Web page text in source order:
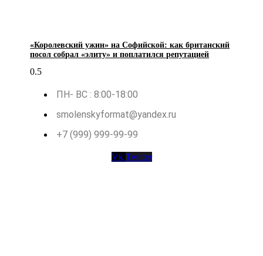
«Королевский ужин» на Софийской: как британский
посол собрал «элиту» и поплатился репутацией
ПН- ВС : 8:00-18:00
smolenskyformat@yandex.ru
+7 (999) 999-99-99
Vk Twitter